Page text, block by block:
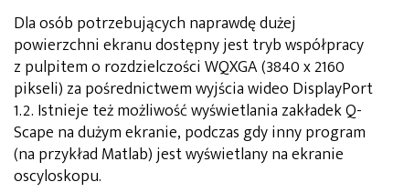
Dla osób potrzebujących naprawdę dużej
powierzchni ekranu dostępny jest tryb współpracy
z pulpitem o rozdzielczości WQXGA (3840 x 2160
pikseli) za pośrednictwem wyjścia wideo DisplayPort
1.2. Istnieje też możliwość wyświetlania zakładek Q-
Scape na dużym ekranie, podczas gdy inny program
(na przykład Matlab) jest wyświetlany na ekranie
oscyloskopu.